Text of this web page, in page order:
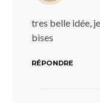
tres belle idée,
bises
RÉPONDRE